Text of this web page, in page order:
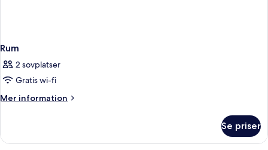
Rum
2 sovplatser
Gratis wi-fi
Mer information
Mer
Se priser